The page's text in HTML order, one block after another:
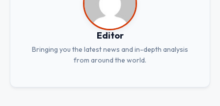
Editor
Bringing you the latest news and in-depth analysis
from around the world.